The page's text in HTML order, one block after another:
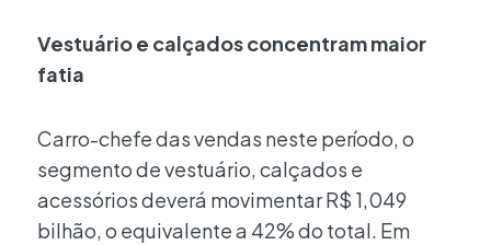
Vestuário e calçados concentram maior
fatia
Carro-chefe das vendas neste período, o
segmento de vestuário, calçados e
acessórios deverá movimentar R$ 1,049
bilhão, o equivalente a 42% do total. Em